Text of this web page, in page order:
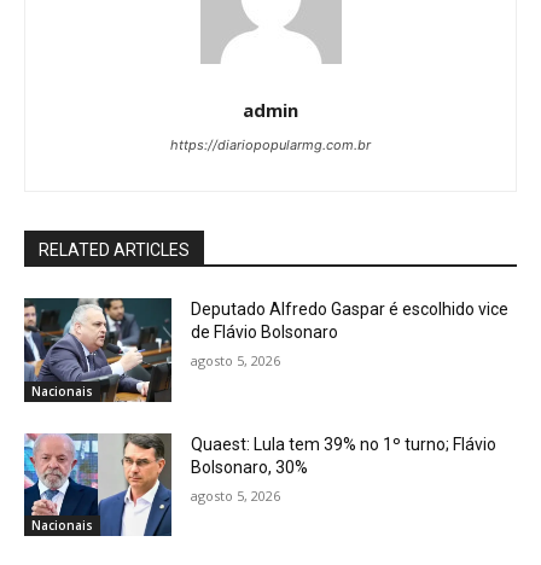
admin
https://diariopopularmg.com.br
RELATED ARTICLES
Nacionais
Deputado Alfredo Gaspar é escolhido vice
de Flávio Bolsonaro
agosto 5, 2026
Nacionais
Quaest: Lula tem 39% no 1º turno; Flávio
Bolsonaro, 30%
agosto 5, 2026